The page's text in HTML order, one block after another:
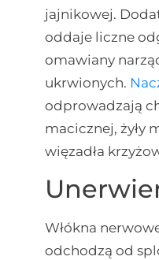
jajnikowej.
oddaje liczne
omawiany
ukrwionych.
odprowadzają
macicznej, żyły
więzadła
Włókna
odchodzą od